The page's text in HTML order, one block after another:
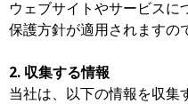
ウェブサイトやサービスに
保護方針が適用されますの
2. 収集する情報
当社は、以下の情報を収集